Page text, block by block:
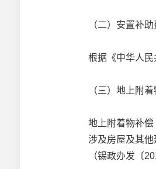
（二）安置补
根据《中华人
（三）地上附
地上附着物补
涉及房屋及其
（锡政办发〔